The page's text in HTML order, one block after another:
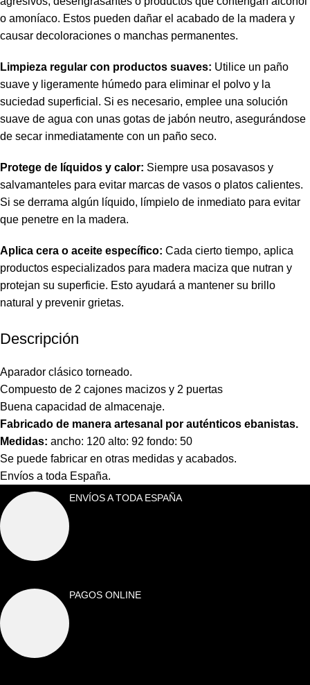
o amoníaco. Estos pueden dañar el acabado de la madera y
causar decoloraciones o manchas permanentes.
Limpieza regular con productos suaves: Utilice un paño
suave y ligeramente húmedo para eliminar el polvo y la
suciedad superficial. Si es necesario, emplee una solución
suave de agua con unas gotas de jabón neutro, asegurándose
de secar inmediatamente con un paño seco.
Protege de líquidos y calor: Siempre usa posavasos y
salvamanteles para evitar marcas de vasos o platos calientes.
Si se derrama algún líquido, límpielo de inmediato para evitar
que penetre en la madera.
Aplica cera o aceite específico: Cada cierto tiempo, aplica
productos especializados para madera maciza que nutran y
protejan su superficie. Esto ayudará a mantener su brillo
natural y prevenir grietas.
Descripción
Aparador clásico torneado.
Compuesto de 2 cajones macizos y 2 puertas
Buena capacidad de almacenaje.
Fabricado de manera artesanal por auténticos ebanistas.
Medidas: ancho: 120 alto: 92 fondo: 50
Se puede fabricar en otras medidas y acabados.
Envíos a toda España.
ENVÍOS A TODA ESPAÑA
PAGOS ONLINE